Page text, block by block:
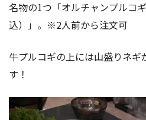
名物の1つ「オルチャンプルコ
込）」。※2人前から注文可
牛プルコギの上には山盛りネギ
す！